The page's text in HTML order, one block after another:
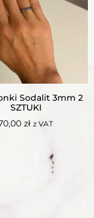
Sodalit 3mm 2
SZTUKI
zł z VAT